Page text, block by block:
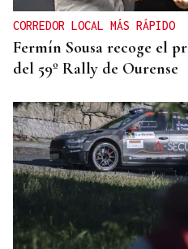
CORREDOR LOCAL MÁS RÁPIDO
Fermín Sousa recoge el
del 59º Rally de Ourense